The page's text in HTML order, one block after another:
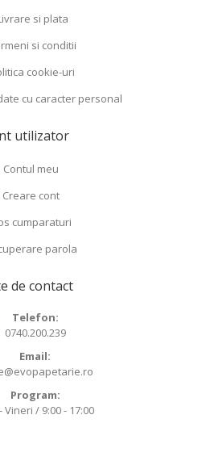
si plata
si conditii
cookie-uri
cu caracter personal
utilizator
Contul meu
Creare cont
cumparaturi
parola
de contact
Telefon:
0740.200.239
Email:
Program:
Vineri / 9:00 - 17:00